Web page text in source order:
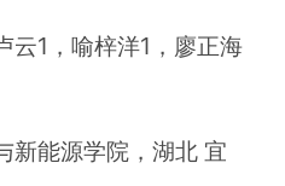
云1，喻梓洋1，廖正海
新能源学院，湖北 宜